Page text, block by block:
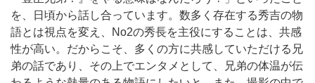
を、日頃から話し合っています。数多く存在する秀吉の物
語とは視点を変え、No2の秀長を主役にすることは、共感
性が高い。だからこそ、多くの方に共感していただける兄
弟の話であり、その上でエンタメとして、兄弟の体温が伝